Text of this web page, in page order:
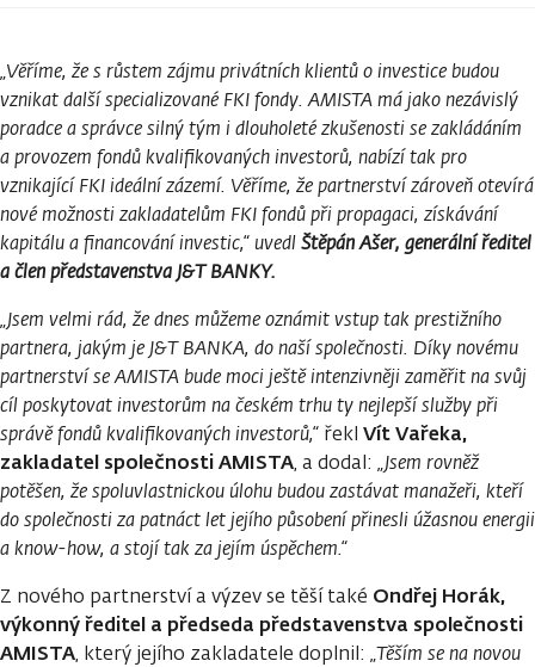
„Věříme, že s růstem zájmu privátních klientů o investice budou
vznikat další specializované FKI fondy. AMISTA má jako nezávislý
poradce a správce silný tým i dlouholeté zkušenosti se zakládáním
a provozem fondů kvalifikovaných investorů, nabízí tak pro
vznikající FKI ideální zázemí. Věříme, že partnerství zároveň otevírá
nové možnosti zakladatelům FKI fondů při propagaci, získávání
kapitálu a financování investic,“ uvedlŠtěpán Ašer, generální ředitel
a člen představenstva J&T BANKY.
„Jsem velmi rád, že dnes můžeme oznámit vstup tak prestižního
partnera, jakým je J&T BANKA, do naší společnosti. Díky novému
partnerství se AMISTA bude moci ještě intenzivněji zaměřit na svůj
cíl poskytovat investorům na českém trhu ty nejlepší služby při
správě fondů kvalifikovaných investorů,“ řekl Vít Vařeka,
zakladatel společnosti AMISTA, a dodal: „Jsem rovněž
potěšen, že spoluvlastnickou úlohu budou zastávat manažeři, kteří
do společnosti za patnáct let jejího působení přinesli úžasnou energii
a know-how, a stojí tak za jejím úspěchem.“
Z nového partnerství a výzev se těší také Ondřej Horák,
výkonný ředitel a předseda představenstva společnosti
AMISTA, který jejího zakladatele doplnil: „Těším se na novou